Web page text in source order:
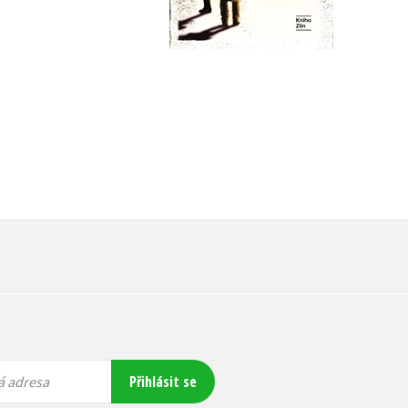
Do košíku
519 Kč
adresa Přihlásit se